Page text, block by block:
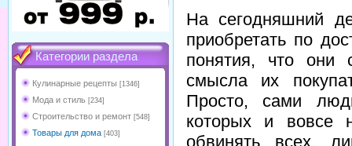
Категории раздела
Кулинарные рецепты [1346]
Мода и стиль [234]
Строительство и ремонт [548]
Товары для дома [403]
На сегодняшний
приобретать по
понятия, что они
смысла их
Просто, сами
которых и вовсе
обвинять всех,